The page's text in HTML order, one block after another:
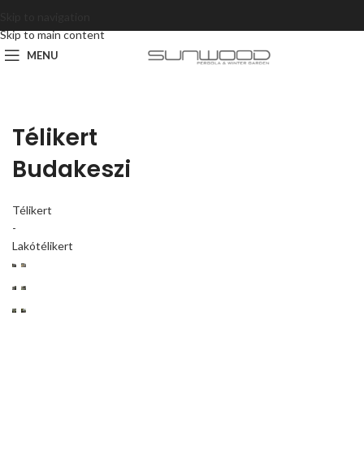
Skip to main content
MENU
Télikert
Budakeszi
Télikert
-
Lakótélikert